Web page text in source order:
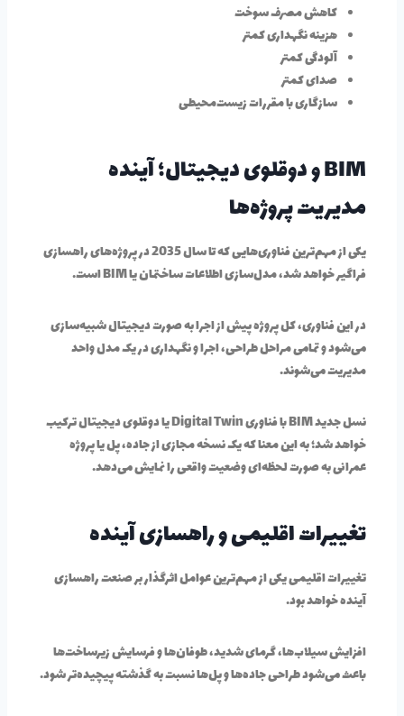
کاهش مصرف سوخت
هزینه نگهداری کمتر
آلودگی کمتر
صدای کمتر
سازگاری با مقررات زیست‌محیطی
BIM و دوقلوی دیجیتال؛ آینده
مدیریت پروژه‌ها
یکی از مهم‌ترین فناوری‌هایی که تا سال 2035 در پروژه‌های راهسازی
فراگیر خواهد شد، مدل‌سازی اطلاعات ساختمان یا BIM است.
در این فناوری، کل پروژه پیش از اجرا به صورت دیجیتال شبیه‌سازی
می‌شود و تمامی مراحل طراحی، اجرا و نگهداری در یک مدل واحد
مدیریت می‌شوند.
نسل جدید BIM با فناوری Digital Twin یا دوقلوی دیجیتال ترکیب
خواهد شد؛ به این معنا که یک نسخه مجازی از جاده، پل یا پروژه
عمرانی به صورت لحظه‌ای وضعیت واقعی را نمایش می‌دهد.
تغییرات اقلیمی و راهسازی آینده
تغییرات اقلیمی یکی از مهم‌ترین عوامل اثرگذار بر صنعت راهسازی
آینده خواهد بود.
افزایش سیلاب‌ها، گرمای شدید، طوفان‌ها و فرسایش زیرساخت‌ها
باعث می‌شود طراحی جاده‌ها و پل‌ها نسبت به گذشته پیچیده‌تر شود.